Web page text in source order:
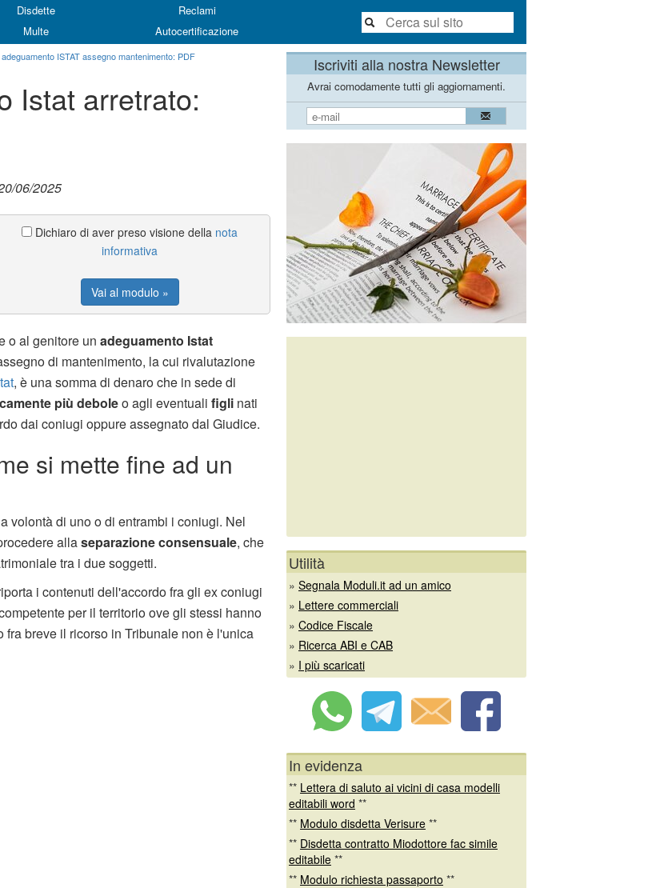
Disdette
Reclami
Multe
Autocertificazione
ISTAT assegno mantenimento: PDF
Istat arretrato:
06/2025
Dichiaro di aver preso visione della nota
informativa
Vai al modulo »
o al genitore un adeguamento Istat
di mantenimento, la cui rivalutazione
, è una somma di denaro che in sede di
più deboleo agli eventuali figli nati
dai coniugi oppure assegnato dal Giudice.
si mette fine ad un
volontà di uno o di entrambi i coniugi. Nel
allaseparazione consensuale, che
tra i due soggetti.
i contenuti dell'accordo fra gli ex coniugi
per il territorio ove gli stessi hanno
breve il ricorso in Tribunale non è l'unica
Iscriviti alla nostra Newsletter
Avrai comodamente tutti gli aggiornamenti.
Utilità
» Segnala Moduli.it ad un amico
» Lettere commerciali
» Codice Fiscale
» Ricerca ABI e CAB
» I più scaricati
In evidenza
** Lettera di saluto ai vicini di casa modelli
editabili word **
** Modulo disdetta Verisure **
** Disdetta contratto Miodottore fac simile
editabile **
** Modulo richiesta passaporto **